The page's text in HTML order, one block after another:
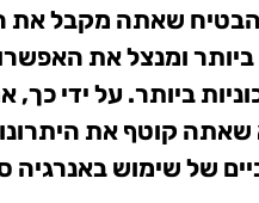
שאתה מקבל את
ומנצל את
ביותר. על ידי כך,
שאתה קוטף את
של שימוש באנרגיה